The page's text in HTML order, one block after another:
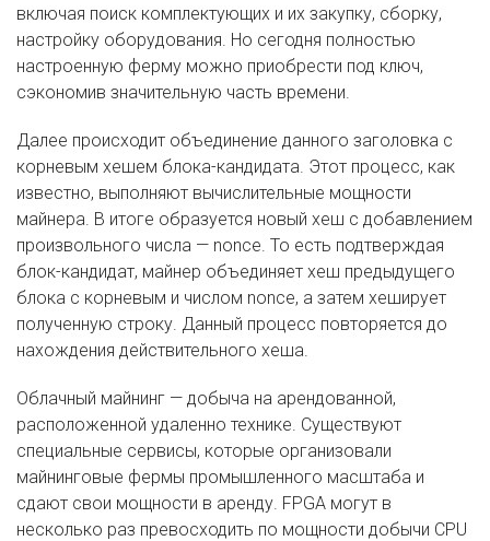
включая поиск комплектующих и их закупку, сборку,
настройку оборудования. Но сегодня полностью
настроенную ферму можно приобрести под ключ,
сэкономив значительную часть времени.
Далее происходит объединение данного заголовка с
корневым хешем блока-кандидата. Этот процесс, как
известно, выполняют вычислительные мощности
майнера. В итоге образуется новый хеш с добавлением
произвольного числа — nonce. То есть подтверждая
блок-кандидат, майнер объединяет хеш предыдущего
блока с корневым и числом nonce, а затем хеширует
полученную строку. Данный процесс повторяется до
нахождения действительного хеша.
Облачный майнинг — добыча на арендованной,
расположенной удаленно технике. Существуют
специальные сервисы, которые организовали
майнинговые фермы промышленного масштаба и
сдают свои мощности в аренду. FPGA могут в
несколько раз превосходить по мощности добычи CPU